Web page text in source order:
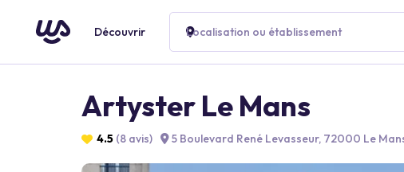
Découvrir Localisation ou établissement
Artyster Le Mans
4.5 (8 avis) 5 Boulevard René Levasseur, 72000 Le